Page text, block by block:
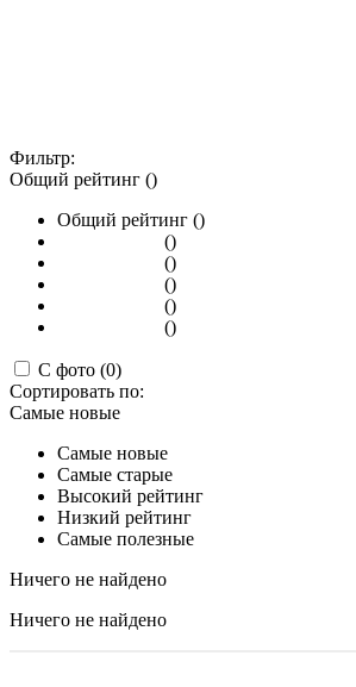
Фильтр:
Общий рейтинг ()
Общий рейтинг ()
()
()
()
()
()
С фото (0)
Сортировать по:
Самые новые
Самые новые
Самые старые
Высокий рейтинг
Низкий рейтинг
Самые полезные
Ничего не найдено
Ничего не найдено